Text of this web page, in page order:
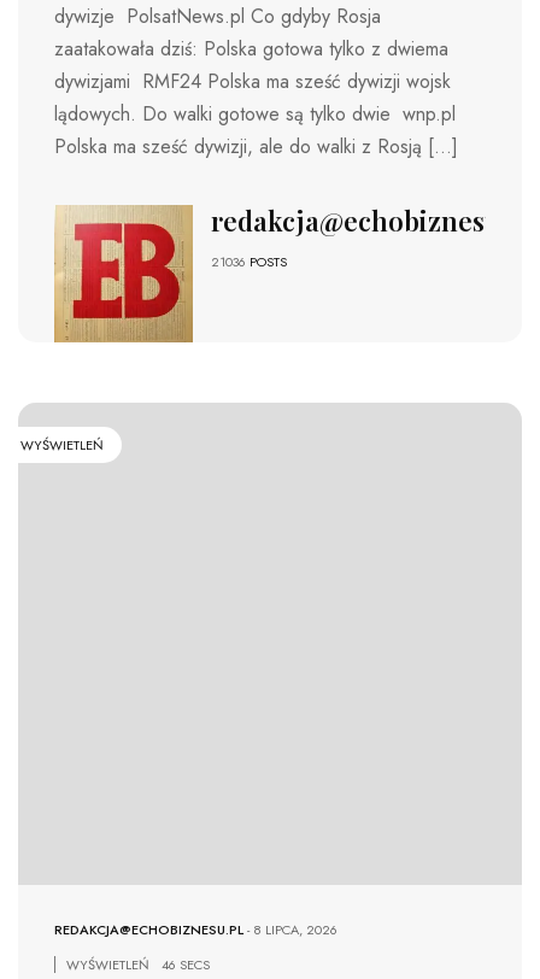
dywizje PolsatNews.pl Co gdyby Rosja
zaatakowała dziś: Polska gotowa tylko z dwiema
dywizjami RMF24 Polska ma sześć dywizji wojsk
lądowych. Do walki gotowe są tylko dwie wnp.pl
Polska ma sześć dywizji, ale do walki z Rosją […]
redakcja@echobiznesu.pl
21036 POSTS
WYŚWIETLEŃ
REDAKCJA@ECHOBIZNESU.PL-8 LIPCA, 2026
WYŚWIETLEŃ
46 SECS